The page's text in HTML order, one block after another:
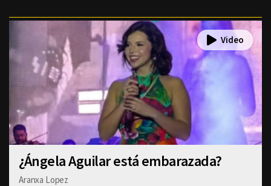
¿Ángela Aguilar está embarazada?
Aranxa Lopez